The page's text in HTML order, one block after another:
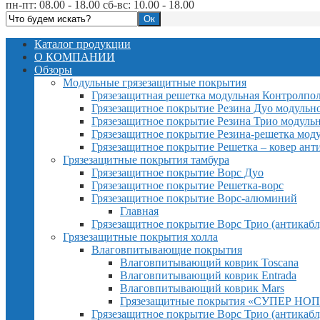
пн-пт: 08.00 - 18.00 сб-вс: 10.00 - 18.00
Каталог продукции
О КОМПАНИИ
Обзоры
Модульные грязезащитные покрытия
Грязезащитная решетка модульная
Грязезащитное покрытие Резина Дуо
Грязезащитное покрытие Резина Трио
Грязезащитное покрытие Резина-решетка
Грязезащитное покрытие Решетка – ковер
Грязезащитные покрытия тамбура
Грязезащитное покрытие Ворс Дуо
Грязезащитное покрытие Решетка-ворс
Грязезащитное покрытие Ворс-алюминий
Главная
Грязезащитное покрытие Ворс Трио
Грязезащитные покрытия холла
Влаговпитывающие покрытия
Влаговпитывающий коврик Toscana
Влаговпитывающий коврик Entrada
Влаговпитывающий коврик Mars
Грязезащитные покрытия «СУПЕР
Грязезащитное покрытие Ворс Трио